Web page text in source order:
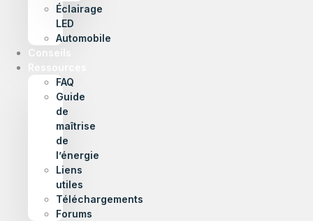
Éclairage
LED
Automobile
Conseils
FAQ
Guide
de
maîtrise
de
l’énergie
Liens
utiles
Téléchargements
Forums